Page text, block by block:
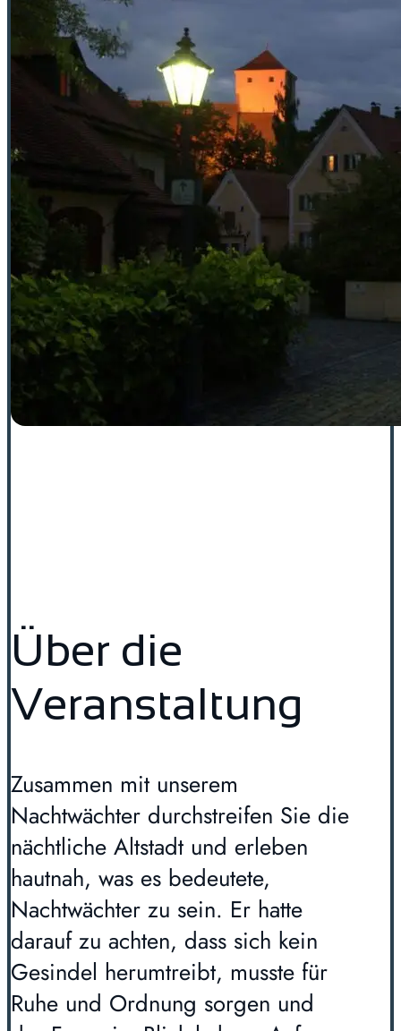
Über die
Veranstaltung
Zusammen mit unserem
Nachtwächter durchstreifen Sie die
nächtliche Altstadt und erleben
hautnah, was es bedeutete,
Nachtwächter zu sein. Er hatte
darauf zu achten, dass sich kein
Gesindel herumtreibt, musste für
Ruhe und Ordnung sorgen und